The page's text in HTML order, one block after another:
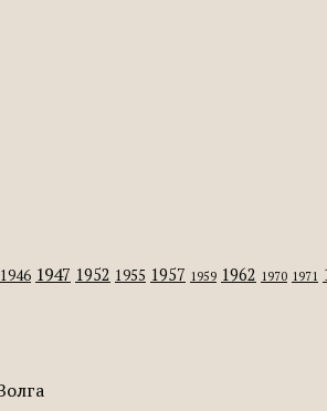
1946 1947 1952 1955 1957 1959 1962 1970 1971